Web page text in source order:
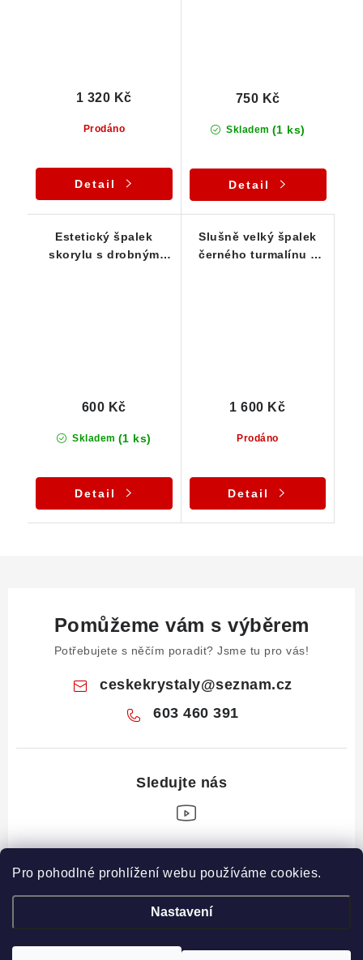
Pro pohodlné prohlížení webu používáme cookies.
Nastavení
Prodáno
1 320 Kč
Detail
Skladem (1 ks)
750 Kč
Detail
Estetický špalek
skorylu s drobným
Skladem (1 ks)
600 Kč
Detail
Slušně velký špalek
černého turmalínu z
Prodáno
1 600 Kč
Detail
Pomůžeme vám s výběrem
Potřebujete s něčím poradit? Jsme tu pro vás!
ceskekrystaly@seznam.cz
603 460 391
Z
Informace pro vás
Obchodní podmínky